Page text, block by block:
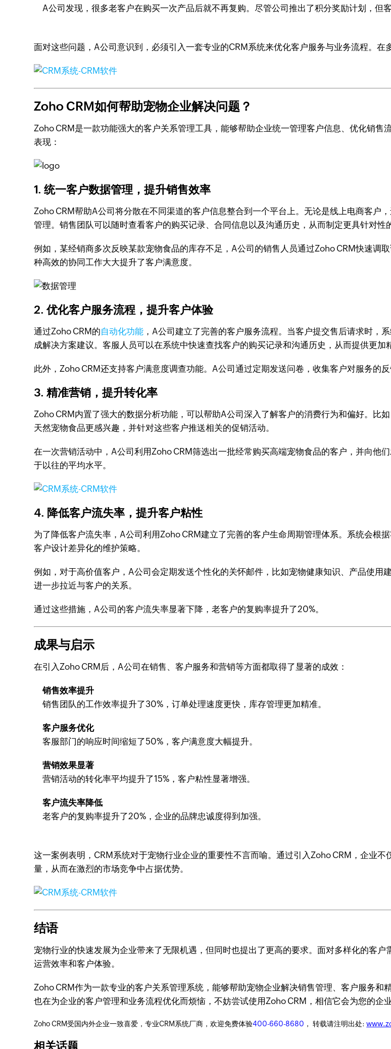
A公司发现，很多老客户在购买一次产品后就不再复购。尽管公司推出了积分奖励计划，但
面对这些问题，A公司意识到，必须引入一套专业的CRM系统来优化客户服务与业务流程。在
Zoho CRM如何帮助宠物企业解决问题？
Zoho CRM是一款功能强大的客户关系管理工具，能够帮助企业统一管理客户信息、优化销
表现：
1.统一客户数据管理，提升销售效率
Zoho CRM帮助A公司将分散在不同渠道的客户信息整合到一个平台上。无论是线上电商客户
管理。销售团队可以随时查看客户的购买记录、合同信息以及沟通历史，从而制定更具针对性
例如，某经销商多次反映某款宠物食品的库存不足，A公司的销售人员通过Zoho CRM快速调
种高效的协同工作大大提升了客户满意度。
2.优化客户服务流程，提升客户体验
通过Zoho CRM的自动化功能 ，A公司建立了完善的客户服务流程。当客户提交售后请求时，
成解决方案建议。客服人员可以在系统中快速查找客户的购买记录和沟通历史，从而提供更加
此外，Zoho CRM还支持客户满意度调查功能。A公司通过定期发送问卷，收集客户对服务的
3.精准营销，提升转化率
Zoho CRM内置了强大的数据分析功能，可以帮助A公司深入了解客户的消费行为和偏好。比
天然宠物食品更感兴趣，并针对这些客户推送相关的促销活动。
在一次营销活动中，A公司利用Zoho CRM筛选出一批经常购买高端宠物食品的客户，并向他
于以往的平均水平。
4. 降低客户流失率，提升客户粘性
为了降低客户流失率，A公司利用Zoho CRM建立了完善的客户生命周期管理体系。系统会根
客户设计差异化的维护策略。
例如，对于高价值客户，A公司会定期发送个性化的关怀邮件，比如宠物健康知识、产品使用
进一步拉近与客户的关系。
通过这些措施，A公司的客户流失率显著下降，老客户的复购率提升了20%。
成果与启示
在引入Zoho CRM后，A公司在销售、客户服务和营销等方面都取得了显著的成效：
销售效率提升
销售团队的工作效率提升了30%，订单处理速度更快，库存管理更加精准。
客户服务优化
客服部门的响应时间缩短了50%，客户满意度大幅提升。
营销效果显著
营销活动的转化率平均提升了15%，客户粘性显著增强。
客户流失率降低
老客户的复购率提升了20%，企业的品牌忠诚度得到加强。
这一案例表明，CRM系统对于宠物行业企业的重要性不言而喻。通过引入Zoho CRM，企业
量，从而在激烈的市场竞争中占据优势。
结语
宠物行业的快速发展为企业带来了无限机遇，但同时也提出了更高的要求。面对多样化的客
运营效率和客户体验。
Zoho CRM作为一款专业的客户关系管理系统，能够帮助宠物企业解决销售管理、客户服务
也在为企业的客户管理和业务流程优化而烦恼，不妨尝试使用Zoho CRM，相信它会为您的企
Zoho CRM受国内外企业一致喜爱，专业CRM系统厂商，欢迎免费体验400-660-8680 ， 转载请注明出处:
相关话题